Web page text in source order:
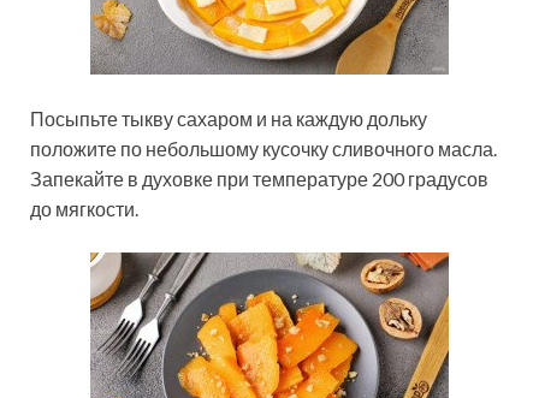
Посыпьте тыкву сахаром и на каждую дольку
положите по небольшому кусочку сливочного масла.
Запекайте в духовке при температуре 200 градусов
до мягкости.